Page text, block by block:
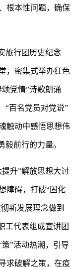
根本性问题，确保
旅行团历史纪念
，密集式举办红色
党情”诗歌朗诵
“百名党员对党说”
触动中感悟思想伟
毅前行的力量。
升”解放思想大讨
障碍，打破“固化
新发展理念做到
工代表组成宣讲团
”活动热潮，引导
求破解之策，在疫